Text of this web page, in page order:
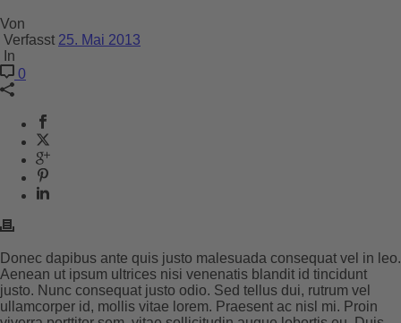
Von
Verfasst 25. Mai 2013
In
0
Donec dapibus ante quis justo malesuada consequat vel in leo.
Aenean ut ipsum ultrices nisi venenatis blandit id tincidunt
justo. Nunc consequat justo odio. Sed tellus dui, rutrum vel
ullamcorper id, mollis vitae lorem. Praesent ac nisl mi. Proin